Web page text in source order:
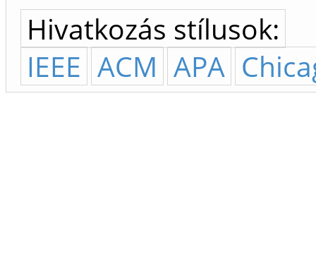
Hivatkozás stílusok:
IEEE ACM APA